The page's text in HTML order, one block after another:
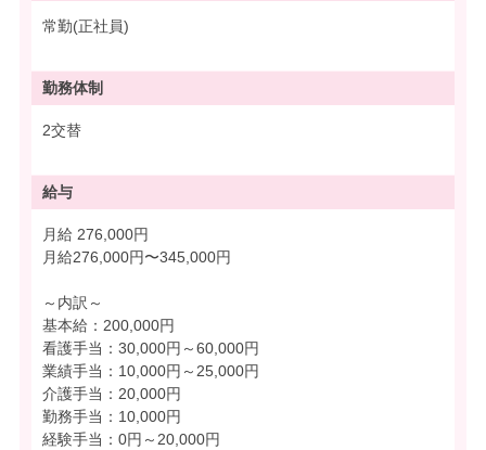
常勤(正社員)
勤務体制
2交替
給与
月給 276,000円
月給276,000円〜345,000円
～内訳～
基本給：200,000円
看護手当：30,000円～60,000円
業績手当：10,000円～25,000円
介護手当：20,000円
勤務手当：10,000円
経験手当：0円～20,000円